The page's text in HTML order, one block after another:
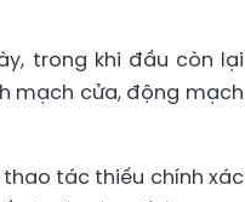
trong khi đầu còn lại
mạch cửa, động mạch
tác thiếu chính xác